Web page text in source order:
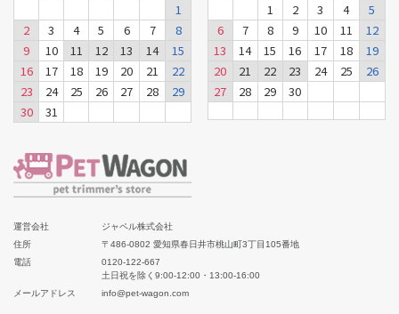
1
2
3 4 5 6 7
8
9
10 11 12 13 14
15
16
17 18 19 20 21
22
23
24 25 26 27 28
29
30
31
1
2 3 4
5
6
7 8 9 10 11
12
13
14 15 16 17 18
19
20
21 22 23 24 25
26
27
28 29 30
運営会社
ジャペル株式会社
住所
〒486-0802 愛知県春日井市桃山町3丁目105番地
電話
0120-122-667
土日祝を除く9:00-12:00・13:00-16:00
メールアドレス
info@pet-wagon.com